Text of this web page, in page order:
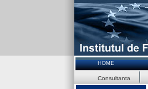
HOME
Consultanta